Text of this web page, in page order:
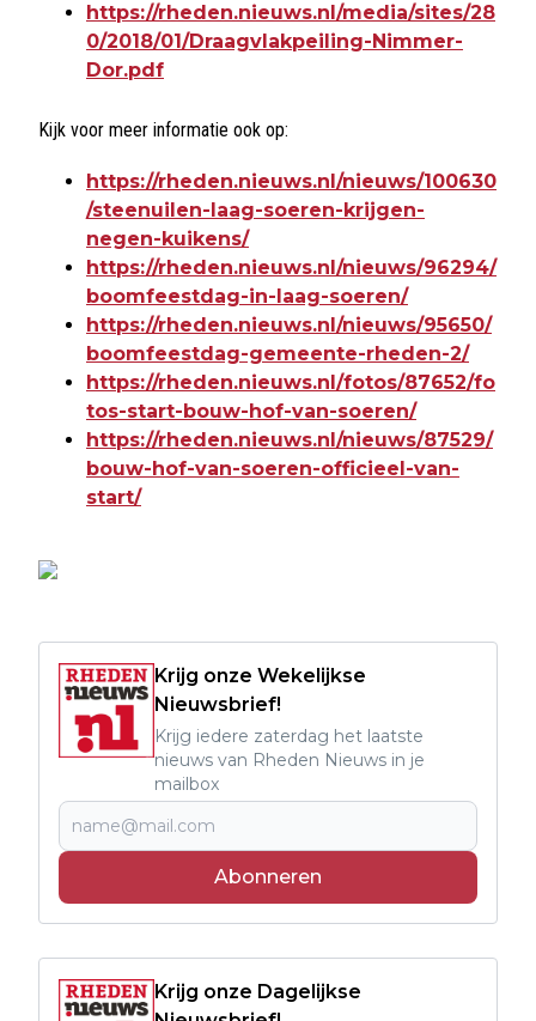
https://rheden.nieuws.nl/media/sites/28
0/2018/01/Draagvlakpeiling-Nimmer-
Dor.pdf
Kijk voor meer informatie ook op:
https://rheden.nieuws.nl/nieuws/100630
/steenuilen-laag-soeren-krijgen-
negen-kuikens/
https://rheden.nieuws.nl/nieuws/96294/
boomfeestdag-in-laag-soeren/
https://rheden.nieuws.nl/nieuws/95650/
boomfeestdag-gemeente-rheden-2/
https://rheden.nieuws.nl/fotos/87652/fo
tos-start-bouw-hof-van-soeren/
https://rheden.nieuws.nl/nieuws/87529/
bouw-hof-van-soeren-officieel-van-
start/
Krijg onze Wekelijkse
Nieuwsbrief!
Krijg iedere zaterdag het laatste
nieuws van Rheden Nieuws in je
mailbox
Abonneren
Krijg onze Dagelijkse